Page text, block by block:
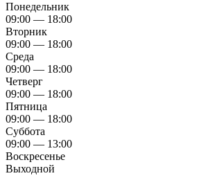
Понедельник
09:00 — 18:00
Вторник
09:00 — 18:00
Среда
09:00 — 18:00
Четверг
09:00 — 18:00
Пятница
09:00 — 18:00
Суббота
09:00 — 13:00
Воскресенье
Выходной